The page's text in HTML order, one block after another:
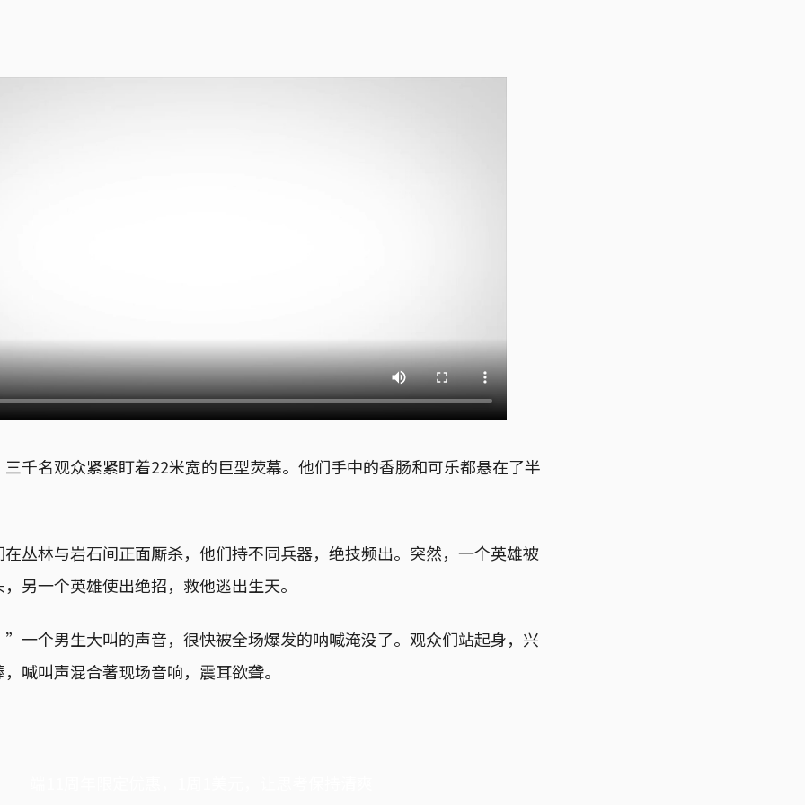
千名观众紧紧盯着22米宽的巨型荧幕。他们手中的香肠和可乐都悬在了半
丛林与岩石间正面厮杀，他们持不同兵器，绝技频出。突然，一个英雄被
另一个英雄使出绝招，救他逃出生天。
一个男生大叫的声音，很快被全场爆发的呐喊淹没了。观众们站起身，兴
喊叫声混合著现场音响，震耳欲聋。